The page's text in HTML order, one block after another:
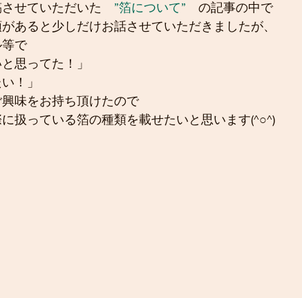
させていただいた ”箔について” の記事の中で
あると少しだけお話させていただきましたが、
で
思ってた！」
！」
味をお持ち頂けたので
扱っている箔の種類を載せたいと思います(^○^)